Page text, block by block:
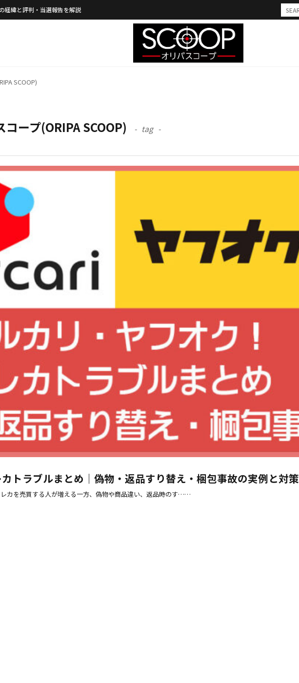
経緯と評判・当選報告を解説
SCOOP)
ープ(ORIPA SCOOP) tag
トラブルまとめ｜偽物・返品すり替え・梱包事故の実例と対策
カを売買する人が増える一方、偽物や商品違い、返品時のす……